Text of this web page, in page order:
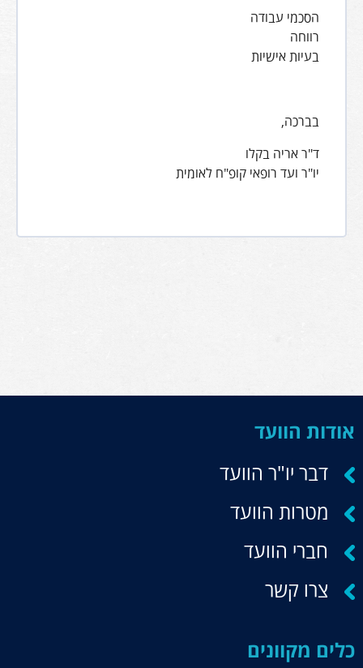
הסכמי עבודה
רווחה
בעיות אישיות
בברכה,
ד"ר אריה בקלו
יו"ר ועד רופאי קופ"ח לאומית
אודות הוועד
דבר יו"ר הוועד
מטרות הוועד
חברי הוועד
צרו קשר
כלים מקוונים